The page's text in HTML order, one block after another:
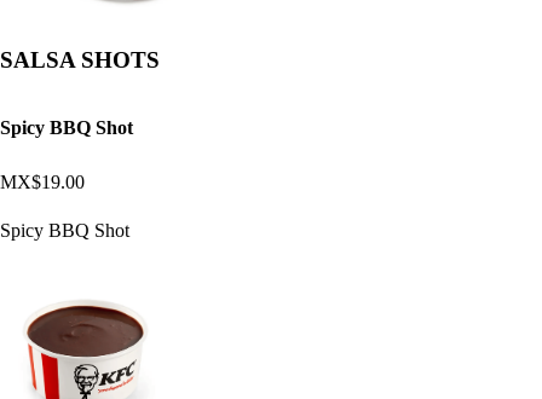
SALSA SHOTS
Spicy BBQ Shot
MX$19.00
Spicy BBQ Shot